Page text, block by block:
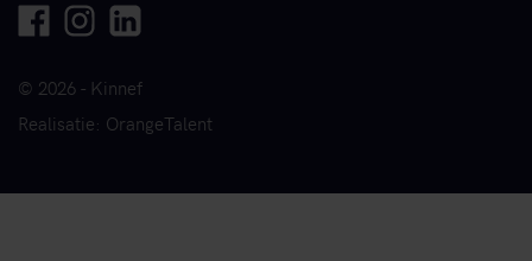
Facebook
InstagramLinkedin
© 2026 - Kinnef
Realisatie: OrangeTalent